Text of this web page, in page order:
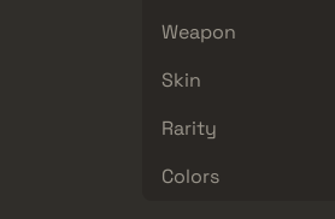
Weapon
Skin
Rarity
Colors